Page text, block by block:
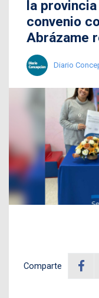
la
convenio
Abrázame
Diario
Comparte